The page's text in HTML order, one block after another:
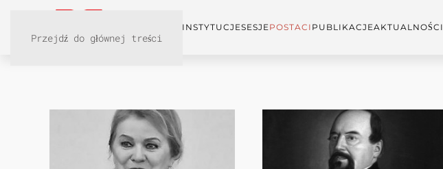
Przejdź do głównej treści
INSTYTUCJESESJEPOSTACI PUBLIKACJEAKTUALNOŚCI